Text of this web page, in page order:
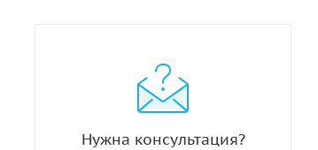
Нужна консультация?